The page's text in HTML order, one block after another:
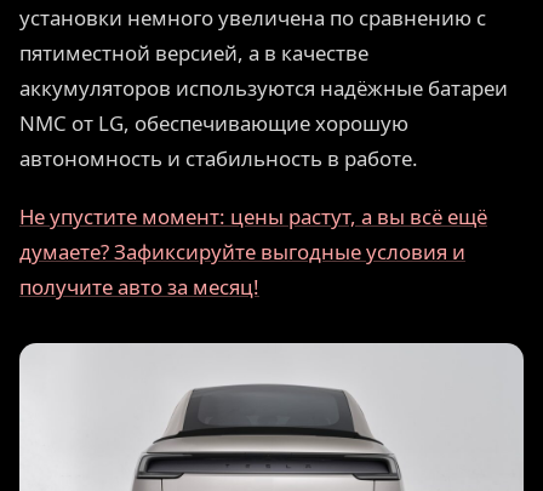
установки немного увеличена по сравнению с
пятиместной версией, а в качестве
аккумуляторов используются надёжные батареи
NMC от LG, обеспечивающие хорошую
автономность и стабильность в работе.
Не упустите момент: цены растут, а вы всё ещё
думаете? Зафиксируйте выгодные условия и
получите авто за месяц!